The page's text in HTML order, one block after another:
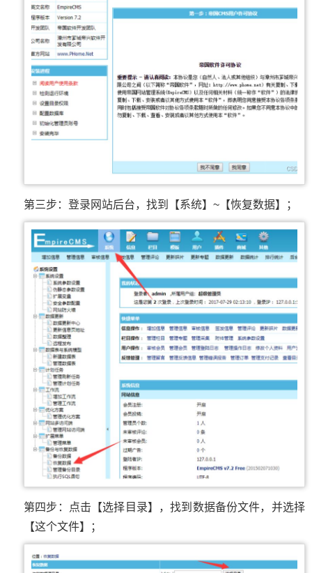
第三步：登录网站后台，找到【系统】~【恢复数据】；
第四步：点击【选择目录】，找到数据备份文件，并选择
【这个文件】；